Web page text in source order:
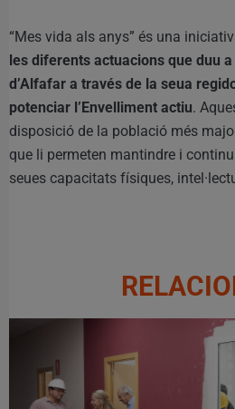
“Mes vida als anys” és una
les diferents actuacions que duu
d’Alfafar a través de la seua
potenciar l’Envelliment actiu.
disposició de la població més
que li permeten mantindre i
seues capacitats físiques,